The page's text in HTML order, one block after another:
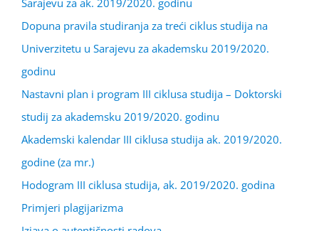
Sarajevu za ak. 2019/2020. godinu
Dopuna pravila studiranja za treći ciklus studija na
Univerzitetu u Sarajevu za akademsku 2019/2020.
godinu
Nastavni plan i program III ciklusa studija – Doktorski
studij za akademsku 2019/2020. godinu
Akademski kalendar III ciklusa studija ak. 2019/2020.
godine (za mr.)
Hodogram III ciklusa studija, ak. 2019/2020. godina
Primjeri plagijarizma